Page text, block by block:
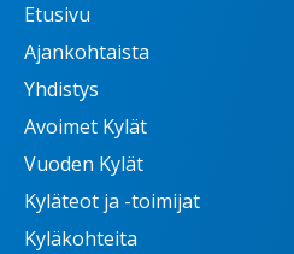
Etusivu
Ajankohtaista
Yhdistys
Avoimet Kylät
Vuoden Kylät
Kyläteot ja -toimijat
Kyläkohteita